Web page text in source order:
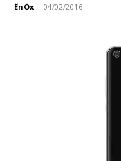
ÊnÖx - 04/02/2016